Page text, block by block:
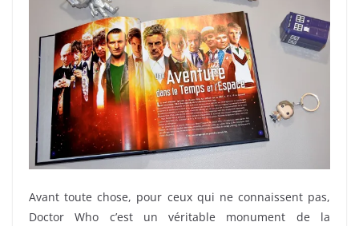
Avant toute chose, pour ceux qui ne connaissent pas,
Doctor Who c’est un véritable monument de la